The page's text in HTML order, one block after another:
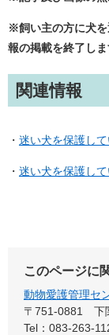
※飼い主の方に犬
報の掲載を終了 しま
関連情報
・ 迷い犬を保護して
・ 迷い犬を保護して
このページに
動物愛護管理セ
〒751-0881
下
Tel：083-263-